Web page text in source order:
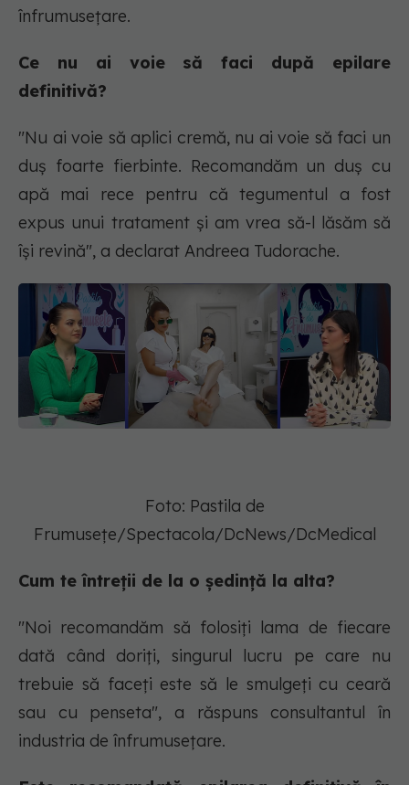
înfrumusețare.
Ce nu ai voie să faci după epilare
definitivă?
"Nu ai voie să aplici cremă, nu ai voie să faci un
duș foarte fierbinte. Recomandăm un duș cu
apă mai rece pentru că tegumentul a fost
expus unui tratament și am vrea să-l lăsăm să
își revină", a declarat Andreea Tudorache.
Foto: Pastila de
Frumusețe/Spectacola/DcNews/DcMedical
Cum te întreții de la o ședință la alta?
"Noi recomandăm să folosiți lama de fiecare
dată când doriți, singurul lucru pe care nu
trebuie să faceți este să le smulgeți cu ceară
sau cu penseta", a răspuns consultantul în
industria de înfrumusețare.